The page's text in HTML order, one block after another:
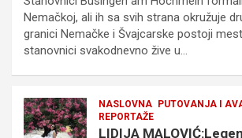
Nemačkoj, ali ih sa svih strana okružuje
granici Nemačke i Švajcarske postoji
stanovnici svakodnevno žive u…
NASLOVNA
PUTOVANJA I
REPORTAŽE
LIDIJA